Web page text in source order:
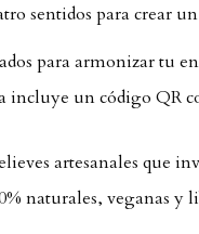
sentidos para crear
para armonizar tu
incluye un código QR
artesanales que
naturales, veganas y